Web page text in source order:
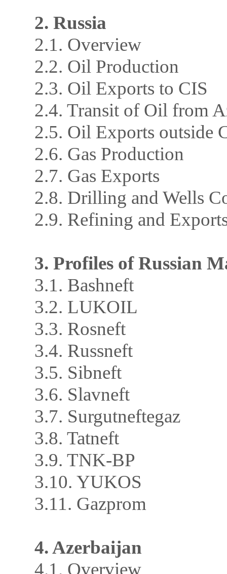
2. Russia
2.1. Overview
2.2. Oil Production
2.3. Oil Exports to CIS
2.4. Transit of Oil from
2.5. Oil Exports outside
2.6. Gas Production
2.7. Gas Exports
2.8. Drilling and Wells
2.9. Refining and
3. Profiles of Russian
3.1. Bashneft
3.2. LUKOIL
3.3. Rosneft
3.4. Russneft
3.5. Sibneft
3.6. Slavneft
3.7. Surgutneftegaz
3.8. Tatneft
3.9. TNK-BP
3.10. YUKOS
3.11. Gazprom
4. Azerbaijan
4.1. Overview